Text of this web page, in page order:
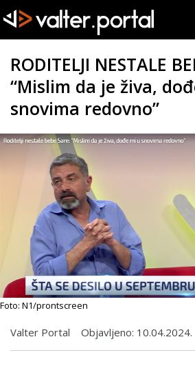
RODITELJI NESTALE
“Mislim da je živa,
snovima redovno”
Foto: N1/prontscreen
Valter Portal Objavljeno: 10.04.2024.